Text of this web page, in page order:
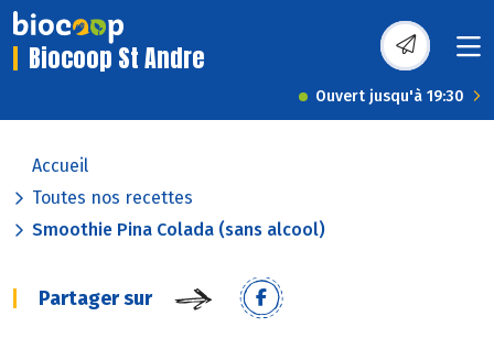
Biocoop St Andre
Ouvert jusqu'à 19:30
Accueil
Toutes nos recettes
Smoothie Pina Colada (sans alcool)
Partager sur